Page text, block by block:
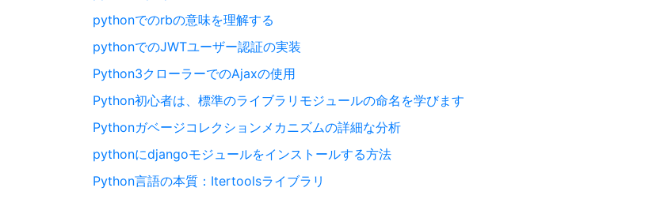
pythonでのrbの意味を理解する
pythonでのJWTユーザー認証の実装
Python3クローラーでのAjaxの使用
Python初心者は、標準のライブラリモジュールの命名を学びます
Pythonガベージコレクションメカニズムの詳細な分析
pythonにdjangoモジュールをインストールする方法
Python言語の本質：Itertoolsライブラリ